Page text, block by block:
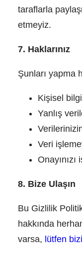
taraflarla
etmeyiz.
7. Haklarınız
Şunları yapma
Kişisel
Yanlış
Veri
8. Bize Ulaşın
Bu Gizlilik
hakkında
varsa, lütfen